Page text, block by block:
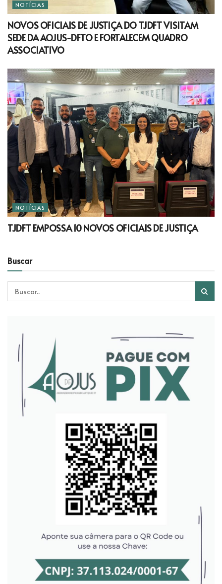
NOTÍCIAS
NOVOS OFICIAIS DE JUSTIÇA DO TJDFT VISITAM
SEDE DA AOJUS-DFTO E FORTALECEM QUADRO
ASSOCIATIVO
NOTÍCIAS
TJDFT EMPOSSA 10 NOVOS OFICIAIS DE JUSTIÇA
Buscar